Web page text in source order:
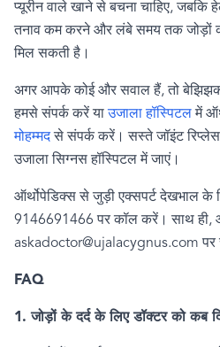
प्यूरीन वाले खाने से बचना चाहिए,जबकि
तनाव कम करने और लंबे समय तक जोड़ों
मिल सकती है।
अगर आपके कोई और सवाल हैं,तो
हमसे संपर्क करें याउजाला हॉस्पिटलमें
मोहम्मदसे संपर्क करें। सस्ते जॉइंट
उजाला सिग्नस हॉस्पिटल में जाएं।
ऑर्थोपेडिक्स से जुड़ी एक्सपर्ट देखभाल के
9146691466 पर कॉल करें। साथ ही,
askadoctor@ujalacygnus.comपर
FAQ
1.जोड़ों के दर्द के लिए डॉक्टर को कब